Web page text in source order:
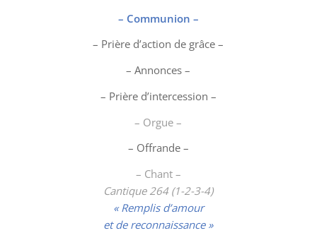
– Communion –
– Prière d’action de grâce –
– Annonces –
– Prière d’intercession –
– Orgue –
– Offrande –
– Chant –
Cantique 264 (1-2-3-4)
« Remplis d’amour
et de reconnaissance »